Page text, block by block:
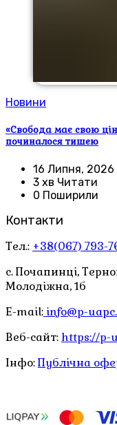
Новини
«Свобода має свою
починалося тишею
16 Липня, 2026
3 хв Читати
0 Поширили
Контакти
Тел.: +38(067) 793-
с. Почапинці,
Молодіжна, 1б
E-mail: info@p-
Веб-сайт: https://p-
Інфо:Публічна